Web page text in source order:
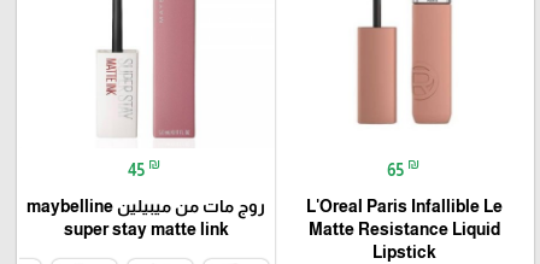
65 ₪
L'Oreal Paris Infallible Le
Matte Resistance Liquid
Lipstick
45 ₪
روج مات من ميبيلين maybelline
super stay matte link